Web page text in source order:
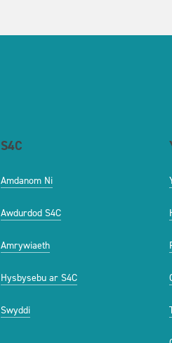
S4C
Amdanom Ni
Awdurdod S4C
Amrywiaeth
Hysbysebu ar S4C
Swyddi